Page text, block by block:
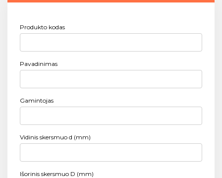
Produkto kodas
Pavadinimas
Gamintojas
Vidinis skersmuo d (mm)
Išorinis skersmuo D (mm)